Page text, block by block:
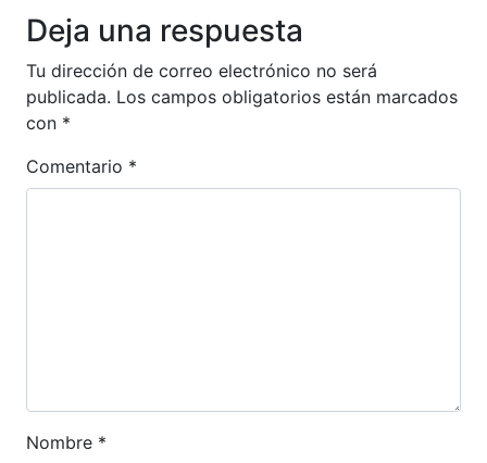
Deja una respuesta
Tu dirección de correo electrónico no será
publicada. Los campos obligatorios están marcados
con *
Comentario *
Nombre *